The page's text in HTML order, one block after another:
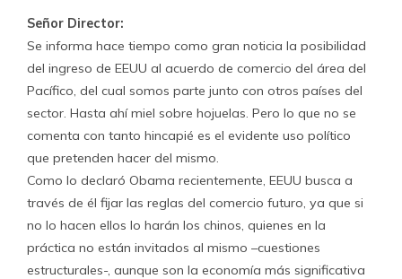
Señor Director:
Se informa hace tiempo como gran noticia la posibilidad
del ingreso de EEUU al acuerdo de comercio del área del
Pacífico, del cual somos parte junto con otros países del
sector. Hasta ahí miel sobre hojuelas. Pero lo que no se
comenta con tanto hincapié es el evidente uso político
que pretenden hacer del mismo.
Como lo declaró Obama recientemente, EEUU busca a
través de él fijar las reglas del comercio futuro, ya que si
no lo hacen ellos lo harán los chinos, quienes en la
práctica no están invitados al mismo –cuestiones
estructurales-, aunque son la economía más significativa